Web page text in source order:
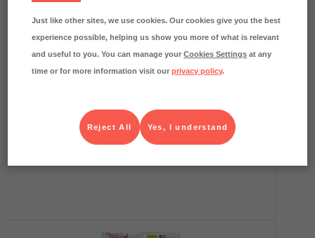
Kolonial
125882
Just like other sites, we use cookies. Our cookies give you the best
experience possible, helping us show you more of what is relevant
and useful to you. You can manage yourCookies Settings at any
time or for more information visit ourprivacy policy.
Yes, I understand
Reject All